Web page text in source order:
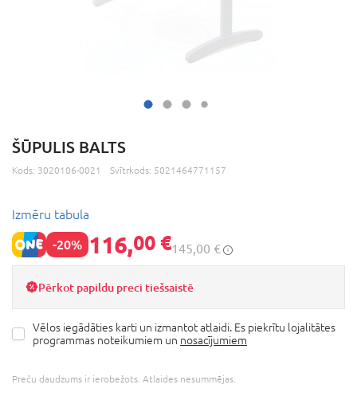
ŠŪPULIS BALTS
Kods: 3020106-0021 Svītrkods: 5021464771157
Izmēru tabula
-20% 116,00 €145,00 €
Pērkot papildu preci tiešsaistē
Vēlos iegādāties karti un izmantot atlaidi. Es piekrītu lojalitātes
programmas noteikumiem un nosacījumiem
Preču daudzums ir ierobežots. Atlaides nesummējas.